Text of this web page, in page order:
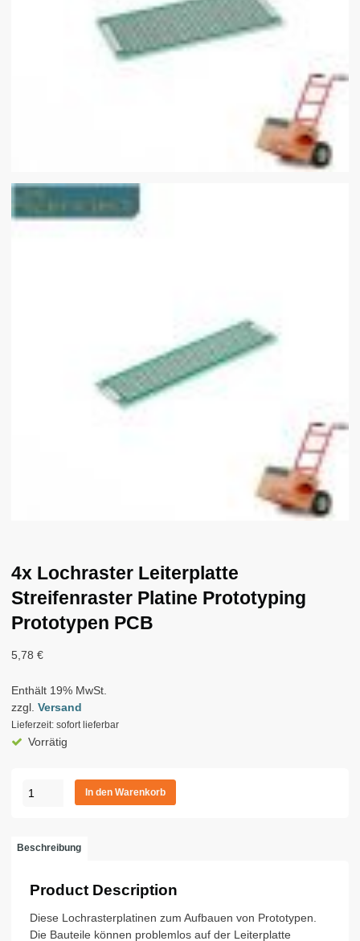
4x Lochraster Leiterplatte
Streifenraster Platine Prototyping
Prototypen PCB
5,78 €
Enthält 19% MwSt.
zzgl. Versand
Lieferzeit: sofort lieferbar
Vorrätig
4x
Lochraster
Platine
Prototypen
Menge
In den Warenkorb
Beschreibung
Product Description
Diese Lochrasterplatinen zum Aufbauen von Prototypen.
Die Bauteile können problemlos auf der Leiterplatte